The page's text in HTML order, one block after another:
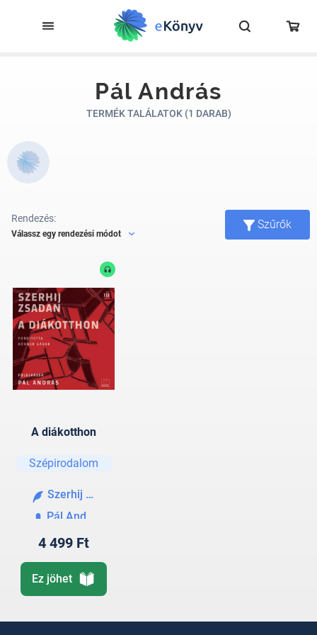
Pál András
TERMÉK TALÁLATOK (1 DARAB)
Rendezés:
Válassz egy rendezési módot
Szűrők
A diákotthon
Szépirodalom
Szerhij Zsadan
Pál András
4 499 Ft
Ez jöhet